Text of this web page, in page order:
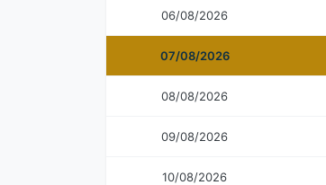
06/08/2026
07/08/2026
08/08/2026
09/08/2026
10/08/2026